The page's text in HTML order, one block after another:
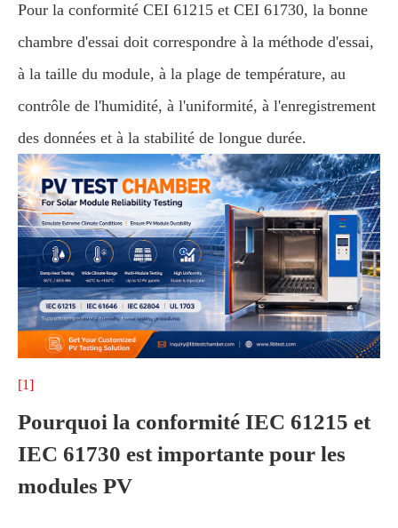
Pour la conformité CEI 61215 et CEI 61730, la bonne
chambre d'essai doit correspondre à la méthode d'essai,
à la taille du module, à la plage de température, au
contrôle de l'humidité, à l'uniformité, à l'enregistrement
des données et à la stabilité de longue durée.
[1]
Pourquoi la conformité IEC 61215 et
IEC 61730 est importante pour les
modules PV